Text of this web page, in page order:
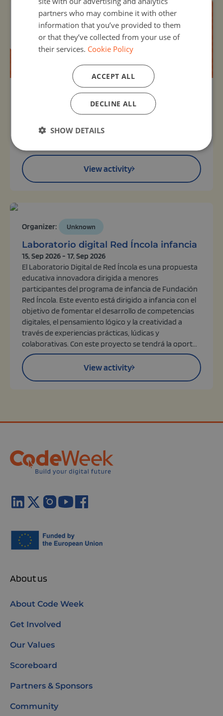
Unknown
SEMANA DEL CÓDIGO
Mediante programación por bloques, utilizando la
View activity
Organizer: Unknown
Laboratorio digital Red Íncola infancia
15, Sep 2026 - 17, Sep 2026
El Laboratorio Digital de Red Íncola es una propuesta
educativa innovadora dirigida a menores
participantes del programa de infancia de Fundación
Red Íncola. Este evento está dirigido a infancia con el
objetivo de fomentar el desarrollo de competencias
digitales, el pensamiento lógico y la creatividad a
través de experiencias prácticas, lúdicas y
colaborativas. Con este proyecto se tendrá la oport...
View activity
About us
About Code Week
Get Involved
Our Values
Scoreboard
Partners & Sponsors
Community
partners who may combine it with other
information that you’ve provided to them
or that they’ve collected from your use of
their services. Cookie Policy
ACCEPT ALL
DECLINE ALL
SHOW DETAILS